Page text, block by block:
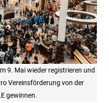
9. Mai wieder registrieren und
Vereinsförderung von der
gewinnen.